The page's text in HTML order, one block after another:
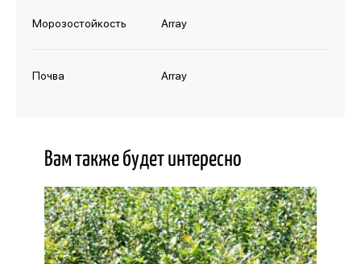
Морозостойкость Array
Почва Array
Вам также будет интересно